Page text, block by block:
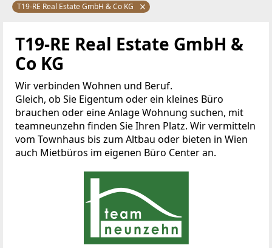
T19-RE Real Estate GmbH & Co KG
T19-RE Real Estate GmbH &
Co KG
Wir verbinden Wohnen und Beruf.
Gleich, ob Sie Eigentum oder ein kleines Büro
brauchen oder eine Anlage Wohnung suchen, mit
teamneunzehn finden Sie Ihren Platz. Wir vermitteln
vom Townhaus bis zum Altbau oder bieten in Wien
auch Mietbüros im eigenen Büro Center an.